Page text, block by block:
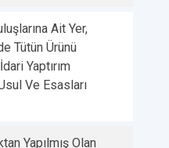
Ait Yer,
Tütün Ürünü
Yaptırım
Ve Esasları
Yapılmış Olan